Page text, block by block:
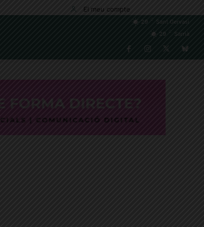
El meu compte
29
Sant Gervasi
29
Sarrià